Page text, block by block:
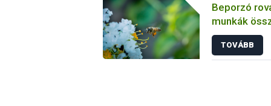
Beporzó
munkák
fókuszban a
TOVÁBB